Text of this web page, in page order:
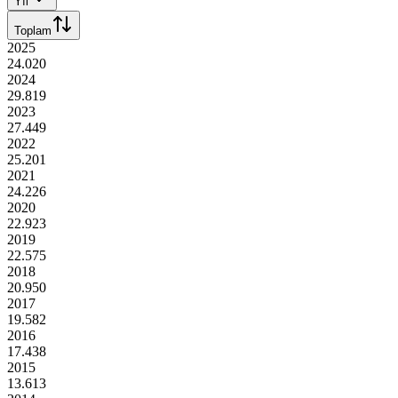
Toplam
2025
24.020
2024
29.819
2023
27.449
2022
25.201
2021
24.226
2020
22.923
2019
22.575
2018
20.950
2017
19.582
2016
17.438
2015
13.613